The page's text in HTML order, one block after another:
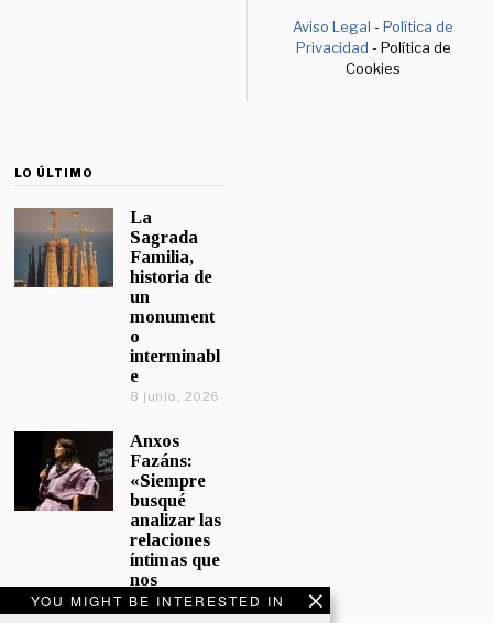
YOU MIGHT BE INTERESTED IN
Aviso Legal -Política de
Privacidad - Política de
Cookies
LO ÚLTIMO
La
Sagrada
Familia,
historia de
un
monument
o
interminabl
e
8 junio, 2026
Anxos
Fazáns:
«Siempre
busqué
analizar las
relaciones
íntimas que
nos
afectan»
5 junio, 2026